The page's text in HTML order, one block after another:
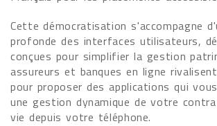
Cette démocratisation s'accompagne
profonde des interfaces utilisateurs,
conçues pour simplifier la gestion
assureurs et banques en ligne
pour proposer des applications qui
une gestion dynamique de votre
vie depuis votre téléphone.